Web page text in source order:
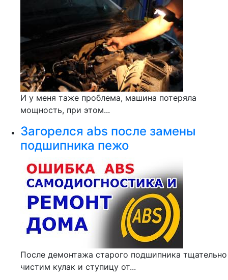
И у меня таже проблема, машина потеряла
мощность, при этом...
Загорелся abs после замены
подшипника пежо
После демонтажа старого подшипника тщательно
чистим кулак и ступицу от...